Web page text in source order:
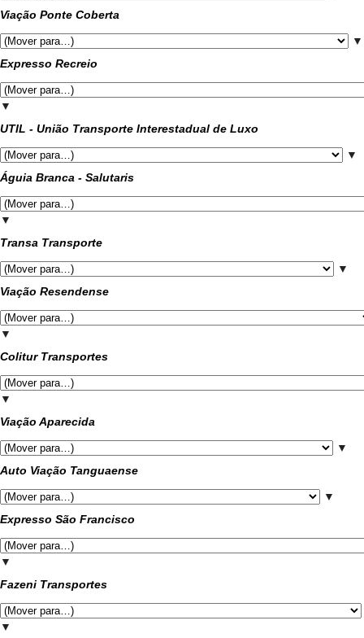
Viação Ponte Coberta
▼
Expresso Recreio
▼
UTIL - União Transporte Interestadual de Luxo
▼
Águia Branca - Salutaris
▼
Transa Transporte
▼
Viação Resendense
▼
Colitur Transportes
▼
Viação Aparecida
▼
Auto Viação Tanguaense
▼
Expresso São Francisco
▼
Fazeni Transportes
▼